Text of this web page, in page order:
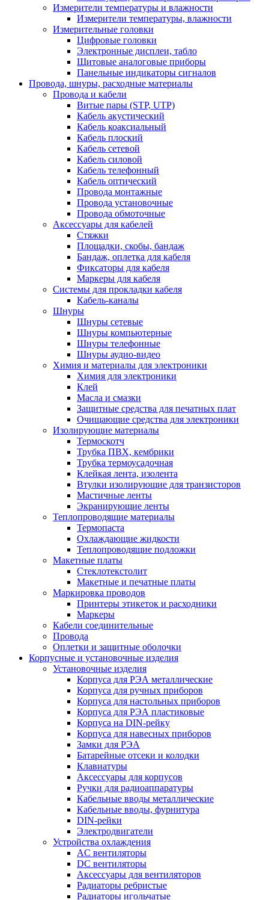
Измерители температуры и влажности
Измерители температуры, влажности
Измерительные головки
Цифровые головки
Электронные дисплеи, табло
Щитовые аналоговые приборы
Панельные индикаторы сигналов
Провода, шнуры, расходные материалы
Провода и кабели
Витые пары (STP, UTP)
Кабель акустический
Кабель коаксиальный
Кабель плоский
Кабель сетевой
Кабель силовой
Кабель телефонный
Кабель оптический
Провода монтажные
Провода установочные
Провода обмоточные
Аксессуары для кабелей
Стяжки
Площадки, скобы, бандаж
Бандаж, оплетка для кабеля
Фиксаторы для кабеля
Маркеры для кабеля
Системы для прокладки кабеля
Кабель-каналы
Шнуры
Шнуры сетевые
Шнуры компьютерные
Шнуры телефонные
Шнуры аудио-видео
Химия и материалы для электроники
Химия для электроники
Клей
Масла и смазки
Защитные средства для печатных плат
Очищающие средства для электроники
Изолирующие материалы
Термоскотч
Трубка ПВХ, кембрики
Трубка термоусадочная
Клейкая лента, изолента
Втулки изолирующие для транзисторов
Мастичные ленты
Экранирующие ленты
Теплопроводящие материалы
Термопаста
Охлаждающие жидкости
Теплопроводящие подложки
Макетные платы
Стеклотекстолит
Макетные и печатные платы
Маркировка проводов
Принтеры этикеток и расходники
Маркеры
Кабели соединительные
Провода
Оплетки и защитные оболочки
Корпусные и установочные изделия
Установочные изделия
Корпуса для РЭА металлические
Корпуса для ручных приборов
Корпуса для настольных приборов
Корпуса для РЭА пластиковые
Корпуса на DIN-рейку
Корпуса для навесных приборов
Замки для РЭА
Батарейные отсеки и колодки
Клавиатуры
Аксессуары для корпусов
Ручки для радиоаппаратуры
Кабельные вводы металлические
Кабельные вводы, фурнитура
DIN-рейки
Электродвигатели
Устройства охлаждения
AC вентиляторы
DC вентиляторы
Аксессуары для вентиляторов
Радиаторы ребристые
Радиаторы игольчатые